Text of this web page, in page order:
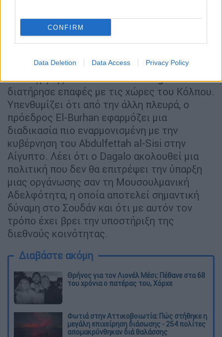
CONFIRM
Data Deletion Data Access Privacy Policy
μεγάλο αριθμό δυνάμεων για τον Χαφτάρ στη
Λιβύη. Στη Ρωσία με τη Wagner διεύρυνε το
αυξανόμενο δίκτυο σχέσεών του στην
Αφρική ».
Ο καθηγητής Kavas λέει ότι οDagalo
διατήρησε επαφές με τις χώρες του Κόλπου.
Υπενθυμίζει ότι από την άλλη πλευρά, ο
πρόεδρος El-Burhan εφαρμόζει μια
διαδικασία πιο εναρμονισμένη με την
κυβέρνηση του Abdulfettah al-Sisi στην
Αίγυπτο. Λέει ότι ο Dagalo ακολουθεί μια
πολιτική που δεν θα επιτρέψει την ύπαρξη
μιας οργάνωσης σαν τη Μουσουλμανική
Αδελφότητα, η οποία αποτελεί σημαντική
δύναμη στο Σουδάν και ότι με αυτόν τον
τρόπο έχει βρει την υποστήριξη της
διεθνούς κοινότητας.
Διαβάστε ακόμη
Θρήνος για τον Λιονέλ Μέσι: Πέθανε στα 68
του χρόνια ο πατέρας του, Χόρχε
Φωτιά στην Αττικοβοιωτία: Πώς στήθηκε η
μεγάλη επιχείρηση διάσωσης - 254 πολίτες
απομακρύνθηκαν διά θαλάσσης